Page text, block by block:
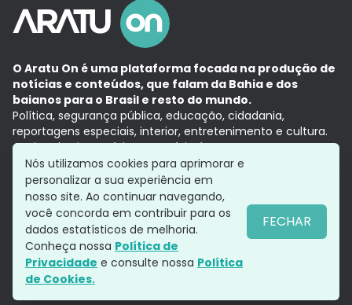
O Aratu On é uma plataforma focada na produção de
notícias e conteúdos, que falam da Bahia e dos
baianos para o Brasil e resto do mundo.
Política, segurança pública, educação, cidadania,
reportagens especiais, interior, entretenimento e cultura.
Aqui, tudo vira notícia e a notícia é no tempo presente,
com a credibilidade do Grupo Aratu.
Grupo Aratu
Política de privacidade
Siga-nos
Nós utilizamos cookies para aprimorar e
personalizar a sua experiência em
nosso site. Ao continuar navegando,
você concorda em contribuir para os
dados estatísticos de melhoria.
Conheça nossa Política de
Privacidade e consulte nossa Política
de Cookies.
FECHAR